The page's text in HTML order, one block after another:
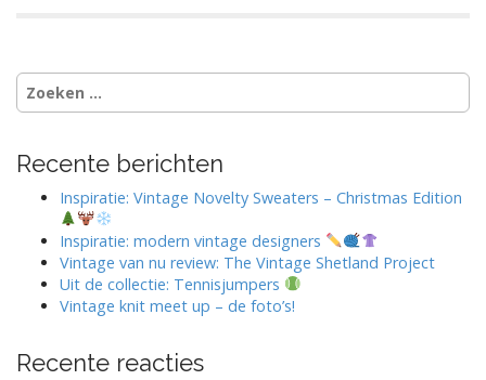
Zoeken
naar:
Recente berichten
Inspiratie: Vintage Novelty Sweaters – Christmas Edition
Inspiratie: modern vintage designers
Vintage van nu review: The Vintage Shetland Project
Uit de collectie: Tennisjumpers
Vintage knit meet up – de foto’s!
Recente reacties